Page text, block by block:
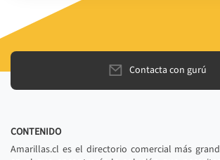
Contacta con gurú
CONTENIDO
Amarillas.cl es el directorio comercial más